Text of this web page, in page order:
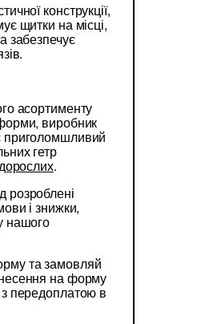
конструкції,
щитки на місці,
забезпечує
асортименту
виробник
гетр
.
і знижки,
нашого
та замовляй
на форму
передоплатою в